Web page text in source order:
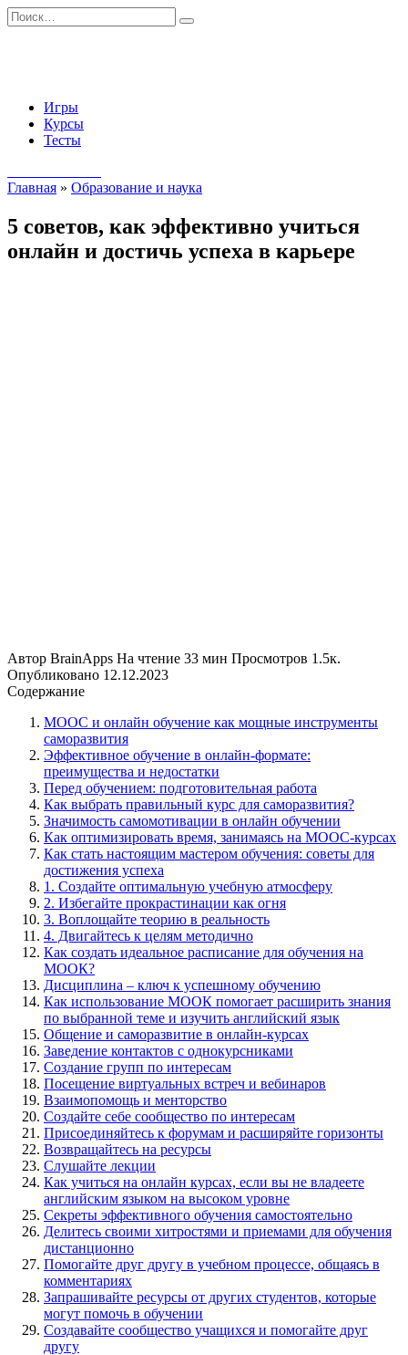
Перейти
к
Search
for:
Игры
Курсы
Тесты
Главная » Образование и наука
5 советов, как эффективно учиться
онлайн и достичь успеха в карьере
Автор BrainApps На чтение 33 мин Просмотров 1.5к.
Опубликовано 12.12.2023
Содержание
MOOC и онлайн обучение как мощные инструменты
саморазвития
Эффективное обучение в онлайн-формате:
преимущества и недостатки
Перед обучением: подготовительная работа
Как выбрать правильный курс для саморазвития?
Значимость самомотивации в онлайн обучении
Как оптимизировать время, занимаясь на MOOC-курсах
Как стать настоящим мастером обучения: советы для
достижения успеха
1. Создайте оптимальную учебную атмосферу
2. Избегайте прокрастинации как огня
3. Воплощайте теорию в реальность
4. Двигайтесь к целям методично
Как создать идеальное расписание для обучения на
МООК?
Дисциплина – ключ к успешному обучению
Как использование МООК помогает расширить знания
по выбранной теме и изучить английский язык
Общение и саморазвитие в онлайн-курсах
Заведение контактов с однокурсниками
Создание групп по интересам
Посещение виртуальных встреч и вебинаров
Взаимопомощь и менторство
Создайте себе сообщество по интересам
Присоединяйтесь к форумам и расширяйте горизонты
Возвращайтесь на ресурсы
Слушайте лекции
Как учиться на онлайн курсах, если вы не владеете
английским языком на высоком уровне
Секреты эффективного обучения самостоятельно
Делитесь своими хитростями и приемами для обучения
дистанционно
Помогайте друг другу в учебном процессе, общаясь в
комментариях
Запрашивайте ресурсы от других студентов, которые
могут помочь в обучении
Создавайте сообщество учащихся и помогайте друг
другу